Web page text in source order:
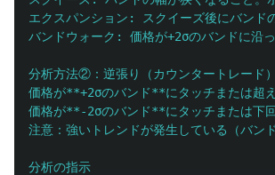
エクスパンション: スクイーズ後にバンド
バンドウォーク: 価格が+2σのバンドに沿
分析方法②：逆張り（カウンタートレード）
価格が**+2σのバンド**にタッチまたは超
価格が**-2σのバンド**にタッチまたは下
注意：強いトレンドが発生している（バン
分析の指示